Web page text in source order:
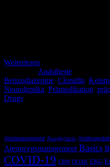
Weiterlesen
Anästhesie
Benzodiazepine Clonidin
Neuroleptika Prämedikation
Drugs
Akutmanagement Anaphylaxie
Atemwegsmanagement Basics
COVID-19 CRM DOAK EKG